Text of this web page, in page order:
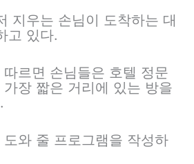
지우는 손님이 도착하는 대
고 있다.
르면 손님들은 호텔 정문
가장 짧은 거리에 있는 방을
와 줄 프로그램을 작성하